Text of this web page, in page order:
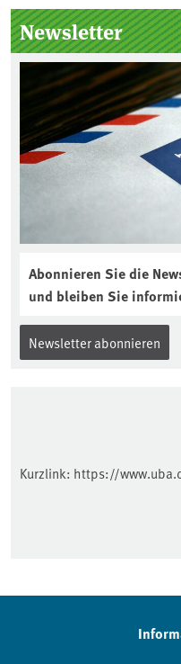
Kuratorium,
Jahres
eigentlich
aktuellen Podcast
reinhören:
https://
interview-
Newsletter
Abonnieren Sie die
und bleiben Sie
Newsletter abonnieren
Kurzlink: https://